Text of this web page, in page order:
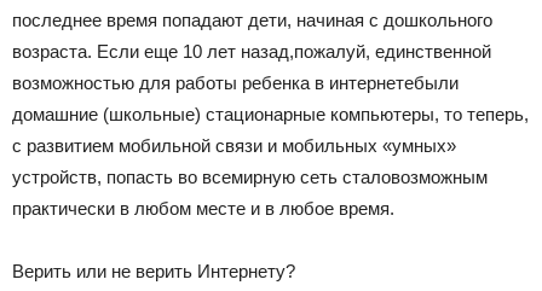
последнее время попадают дети, начиная с дошкольного
возраста. Если еще 10 лет назад,пожалуй, единственной
возможностью для работы ребенка в интернетебыли
домашние (школьные) стационарные компьютеры, то теперь,
с развитием мобильной связи и мобильных «умных»
устройств, попасть во всемирную сеть сталовозможным
практически в любом месте и в любое время.
Верить или не верить Интернету?